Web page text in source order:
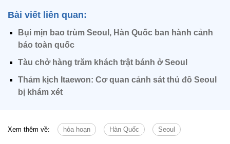
Bài viết liên quan:
Bụi mịn bao trùm Seoul, Hàn Quốc ban hành cảnh
báo toàn quốc
Tàu chở hàng trăm khách trật bánh ở Seoul
Thảm kịch Itaewon: Cơ quan cảnh sát thủ đô Seoul
bị khám xét
Xem thêm về: hỏa hoạn Hàn Quốc Seoul